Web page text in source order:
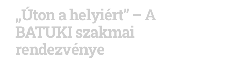
„Úton a helyiért” – A
BATUKI szakmai
rendezvénye